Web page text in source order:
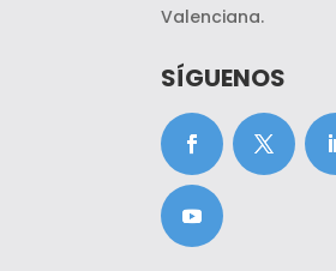
Valenciana.
SÍGUENOS